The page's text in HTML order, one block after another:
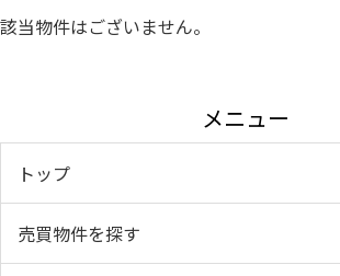
該当物件はございません。
メニュー
トップ
売買物件を探す